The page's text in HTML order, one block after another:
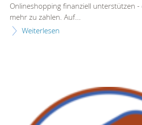
Onlineshopping finanziell unterstützen
mehr zu zahlen. Auf...
Weiterlesen